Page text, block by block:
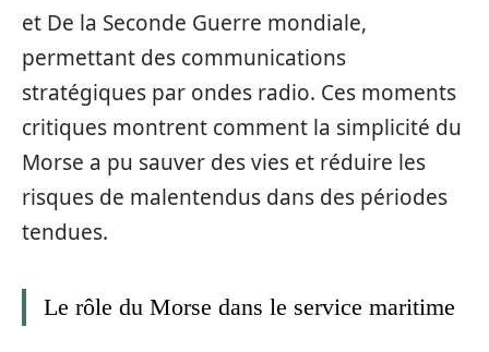
et De la Seconde Guerre mondiale,
permettant des communications
stratégiques par ondes radio. Ces moments
critiques montrent comment la simplicité du
Morse a pu sauver des vies et réduire les
risques de malentendus dans des périodes
tendues.
Le rôle du Morse dans le service maritime